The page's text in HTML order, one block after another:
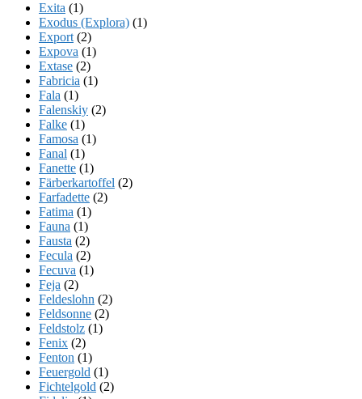
Exita (1)
Exodus (Explora) (1)
Export (2)
Expova (1)
Extase (2)
Fabricia (1)
Fala (1)
Falenskiy (2)
Falke (1)
Famosa (1)
Fanal (1)
Fanette (1)
Färberkartoffel (2)
Farfadette (2)
Fatima (1)
Fauna (1)
Fausta (2)
Fecula (2)
Fecuva (1)
Feja (2)
Feldeslohn (2)
Feldsonne (2)
Feldstolz (1)
Fenix (2)
Fenton (1)
Feuergold (1)
Fichtelgold (2)